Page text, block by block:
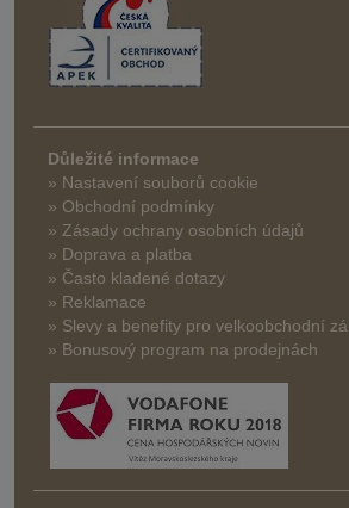
Důležité informace
» Nastavení souborů cookie
» Obchodní podmínky
» Zásady ochrany osobních údajů
» Doprava a platba
» Často kladené dotazy
» Reklamace
» Slevy a benefity pro velkoobchodní
» Bonusový program na prodejnách